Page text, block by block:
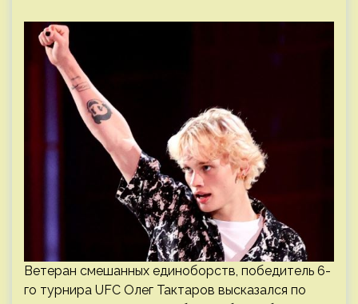
Ветеран смешанных единоборств, победитель 6-
го турнира UFC Олег Тактаров высказался по